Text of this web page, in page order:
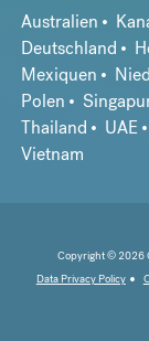
Australien
Deutschland
Mexiquen
Polen
Thailand
UAE
Vietnam
Copyright © 2026
Data Privacy Policy